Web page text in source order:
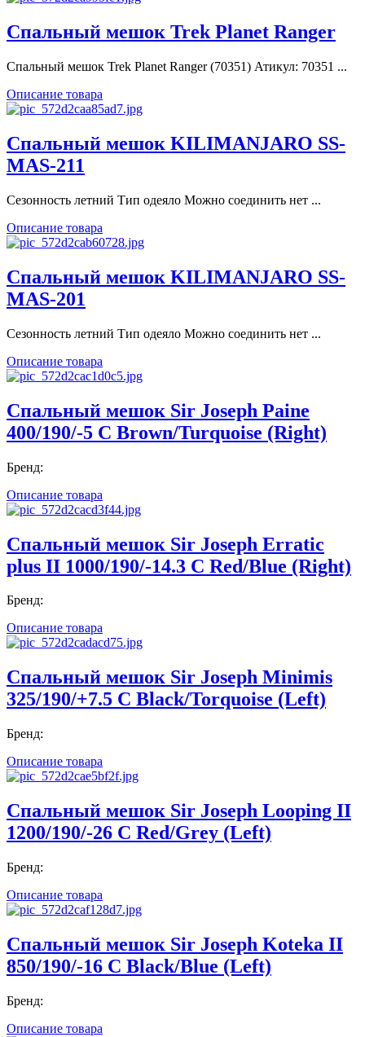
Спальный мешок Trek Planet Ranger
Спальный мешок Trek Planet Ranger (70351) Атикул: 70351 ...
Описание товара
Спальный мешок KILIMANJARO SS-
MAS-211
Сезонность летний Тип одеяло Можно соединить нет ...
Описание товара
Спальный мешок KILIMANJARO SS-
MAS-201
Сезонность летний Тип одеяло Можно соединить нет ...
Описание товара
Спальный мешок Sir Joseph Paine
400/190/-5 C Brown/Turquoise (Right)
Бренд:
Описание товара
Спальный мешок Sir Joseph Erratic
plus II 1000/190/-14.3 C Red/Blue (Right)
Бренд:
Описание товара
Спальный мешок Sir Joseph Minimis
325/190/+7.5 C Black/Torquoise (Left)
Бренд:
Описание товара
Спальный мешок Sir Joseph Looping II
1200/190/-26 C Red/Grey (Left)
Бренд:
Описание товара
Спальный мешок Sir Joseph Koteka II
850/190/-16 C Black/Blue (Left)
Бренд:
Описание товара